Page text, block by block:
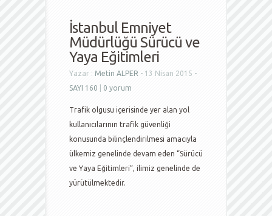
İstanbul Emniyet
Müdürlüğü Sürücü ve
Yaya Eğitimleri
Yazar : Metin ALPER - 13 Nisan 2015 -
SAYI 160
0 yorum
Trafik olgusu içerisinde yer alan yol
kullanıcılarının trafik güvenliği
konusunda bilinçlendirilmesi amacıyla
ülkemiz genelinde devam eden “Sürücü
ve Yaya Eğitimleri”, ilimiz genelinde de
yürütülmektedir.